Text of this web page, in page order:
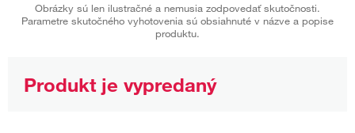
Obrázky sú len ilustračné a nemusia zodpovedať skutočnosti.
Parametre skutočného vyhotovenia sú obsiahnuté v názve a popise
produktu.
Produkt je vypredaný